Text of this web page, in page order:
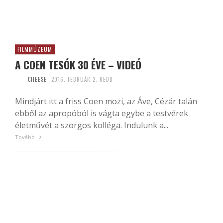
FILMMÚZEUM
A COEN TESÓK 30 ÉVE – VIDEÓ
CHEESE 2016. FEBRUÁR 2. KEDD
Mindjárt itt a friss Coen mozi, az Áve, Cézár talán
ebből az apropóból is vágta egybe a testvérek
életművét a szorgos kolléga. Indulunk a...
Tovább